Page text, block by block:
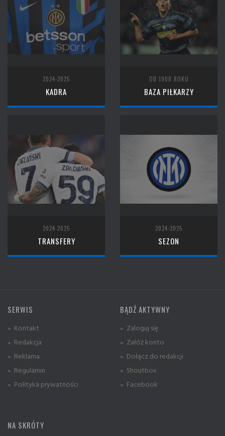
2024-2025
KADRA
OD 1908 ROKU
BAZA PIŁKARZY
2024-2025
TRANSFERY
2024-2025
SEZON
SERWIS
» Kontakt
» Redakcja
» Reklama
» Regulamin
» Polityka prywatności
BĄDŹ AKTYWNY
» Zaloguj się
» Załóż konto
» Dołącz do redakcji
» Shoutbox
» Facebook
NA SKRÓTY